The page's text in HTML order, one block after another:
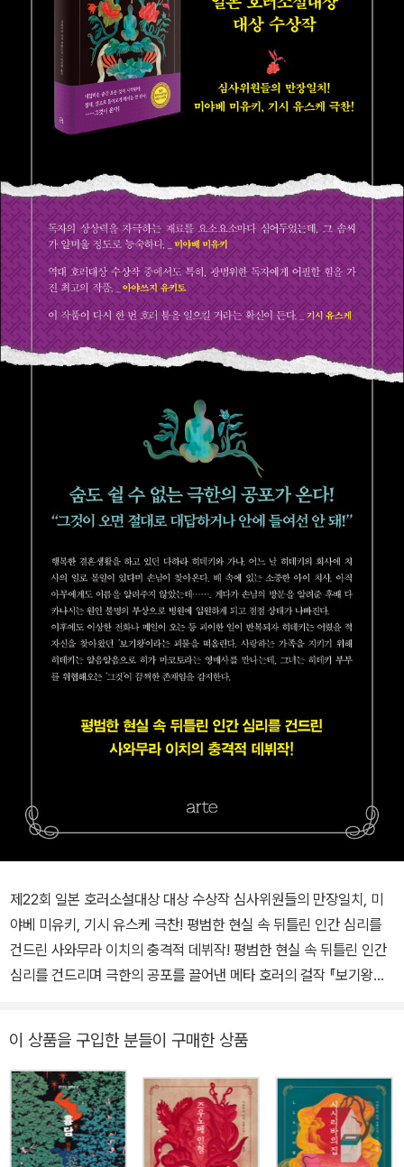
제22회 일본 호러소설대상 대상 수상작 심사위원들의 만장일치, 미
야베 미유키, 기시 유스케 극찬! 평범한 현실 속 뒤틀린 인간 심리를
건드린 사와무라 이치의 충격적 데뷔작! 평범한 현실 속 뒤틀린 인간
심리를 건드리며 극한의 공포를 끌어낸 메타 호러의 걸작 『보기왕이
상 대상을 수상했다. 데뷔작으로 대상을 거머쥐면서 이름을 알리게
된 사와무라 이치는 1979년 일본 오사카에서 태어나 오사카대학을
졸업한 뒤 출판사에서 근무하다가 2012년부터 본격적으로 글을 쓰
기 시작했다. 2015년 ‘사와무라 덴지(澤村電磁)’라는 이름으로 응
모한 「보기왕」이 독특한 문체와 뛰어난 구성으로 심사위원들의 극찬
이 상품을 구입한 분들이 구매한 상품